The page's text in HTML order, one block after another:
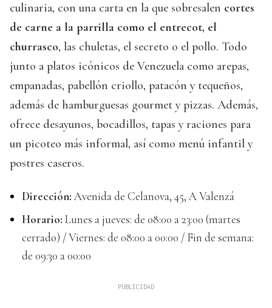
culinaria, con una carta en la que sobresalen cortes
de carne a la parrilla como el entrecot, el
churrasco, las chuletas, el secreto o el pollo. Todo
junto a platos icónicos de Venezuela como arepas,
empanadas, pabellón criollo, patacón y tequeños,
además de hamburguesas gourmet y pizzas. Además,
ofrece desayunos, bocadillos, tapas y raciones para
un picoteo más informal, así como menú infantil y
postres caseros.
Dirección:Avenida de Celanova, 45, A Valenzá
Horario: Lunes a jueves: de 08:00 a 23:00 (martes
cerrado) / Viernes: de 08:00 a 00:00 / Fin de semana:
de 09:30 a 00:00